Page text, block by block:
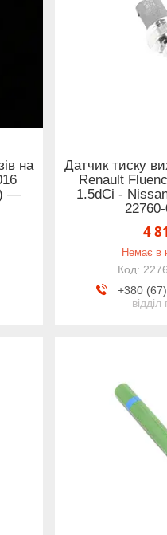
на
—
Датчик тиску
Renault
1.5dCi -
4
Немає в
+380